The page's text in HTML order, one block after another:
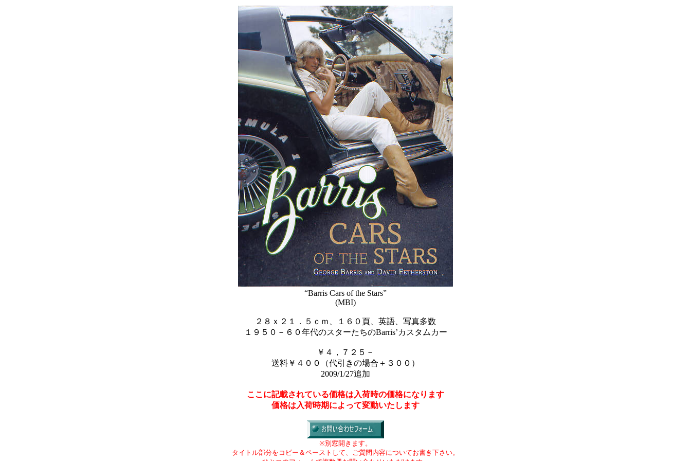
“Barris Cars of the Stars”
(MBI)
２８ｘ２１．５ｃｍ、１６０頁、英語、写真多数
１９５０－６０年代のスターたちのBarris’カスタムカー
￥４，７２５－
送料￥４００（代引きの場合＋３００）
2009/1/27追加
ここに記載されている価格は入荷時の価格になります
価格は入荷時期によって変動いたします
※別窓開きます。
タイトル部分をコピー＆ペーストして、ご質問内容についてお書き下さい。